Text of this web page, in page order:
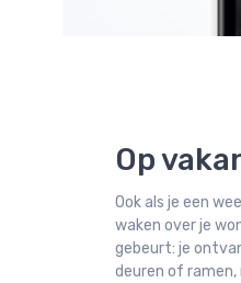
Op
Ook als je een
waken over je
gebeurt: je
deuren of